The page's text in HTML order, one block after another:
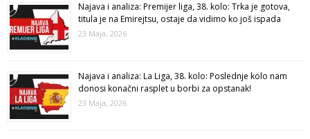
Najava i analiza: Premijer liga, 38. kolo: Trka je gotova,
titula je na Emirejtsu, ostaje da vidimo ko još ispada
23 Maja, 2026
Najava i analiza: La Liga, 38. kolo: Poslednje kolo nam
donosi konačni rasplet u borbi za opstanak!
23 Maja, 2026